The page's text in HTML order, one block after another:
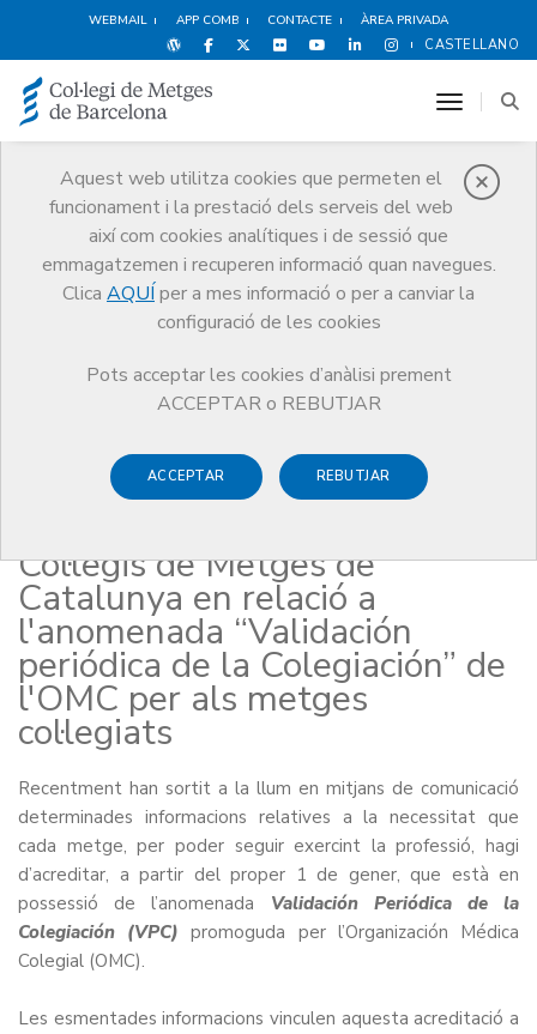
WEBMAIL APP COMB CONTACTE ÀREA PRIVADA
CASTELLANO
Aquest web utilitza cookies que permeten el
funcionament i la prestació dels serveis del web
així com cookies analítiques i de sessió que
emmagatzemen i recuperen informació quan navegues.
Clica AQUÍ per a mes informació o per a canviar la
configuració de les cookies
Pots acceptar les cookies d’anàlisi prement
ACCEPTAR o REBUTJAR
ACCEPTAR REBUTJAR
toggle
Notícies
Comunicació
Notícies
Nota aclaratòria del Consell de Col·legis de Metges de Catalunya en
relació a l'anomenada “Validación periódica de la Colegiación” de
l'OMC per als metges col·legiats
11 DE NOVEMBRE DE 2016
Col·legis de Metges de
Catalunya en relació a
l'anomenada “Validación
periódica de la Colegiación” de
l'OMC per als metges
col·legiats
Recentment han sortit a la llum en mitjans de comunicació
determinades informacions relatives a la necessitat que
cada metge, per poder seguir exercint la professió, hagi
d’acreditar, a partir del proper 1 de gener, que està en
possessió de l’anomenada Validación Periódica de la
Colegiación (VPC) promoguda per l’Organización Médica
Colegial (OMC).
Les esmentades informacions vinculen aquesta acreditació a